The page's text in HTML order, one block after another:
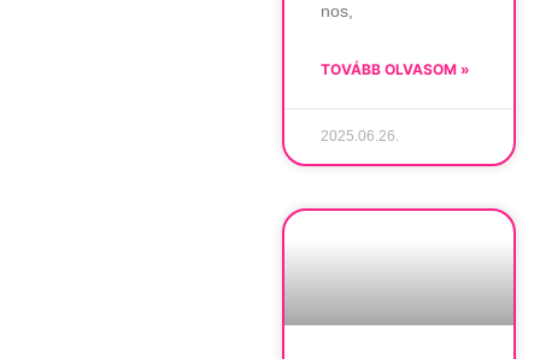
nos,
TOVÁBB OLVASOM »
2025.06.26.